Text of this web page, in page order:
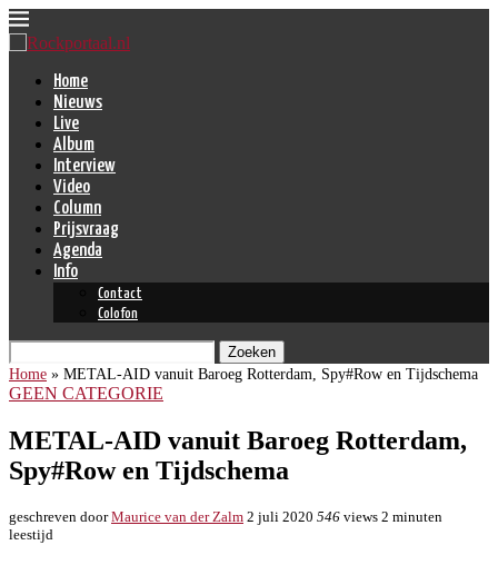
Home
Nieuws
Live
Album
Interview
Video
Column
Prijsvraag
Agenda
Info
Contact
Colofon
Zoeken
Home » METAL-AID vanuit Baroeg Rotterdam, Spy#Row en Tijdschema
GEEN CATEGORIE
METAL-AID vanuit Baroeg Rotterdam,
Spy#Row en Tijdschema
geschreven doorMaurice van der Zalm 2 juli 2020 546 views 2 minuten
leestijd